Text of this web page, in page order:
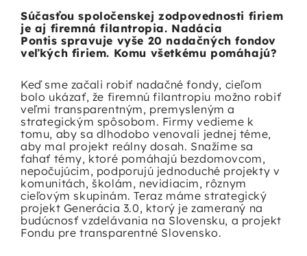
Súčasťou spoločenskej zodpovednosti firiem
je aj firemná filantropia. Nadácia
Pontis spravuje vyše 20 nadačných fondov
veľkých firiem. Komu všetkému pomáhajú?
Keď sme začali robiť nadačné fondy, cieľom
bolo ukázať, že firemnú filantropiu možno robiť
veľmi transparentným, premysleným a
strategickým spôsobom. Firmy vedieme k
tomu, aby sa dlhodobo venovali jednej téme,
aby mal projekt reálny dosah. Snažíme sa
ťahať témy, ktoré pomáhajú bezdomovcom,
nepočujúcim, podporujú jednoduché projekty v
komunitách, školám, nevidiacim, rôznym
cieľovým skupinám. Teraz máme strategický
projekt Generácia 3.0, ktorý je zameraný na
budúcnosť vzdelávania na Slovensku, a projekt
Fondu pre transparentné Slovensko.